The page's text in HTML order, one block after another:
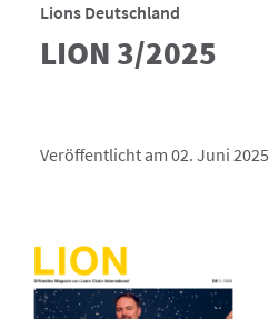
Lions Deutschland
LION 3/2025
Veröffentlicht am 02. Juni 2025